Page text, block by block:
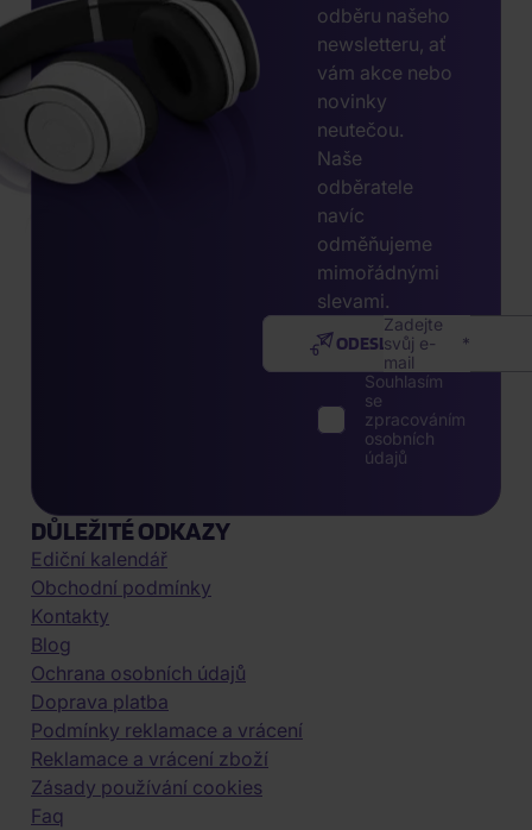
odběru našeho
newsletteru, ať
vám akce nebo
novinky
neutečou.
Naše
odběratele
navíc
odměňujeme
mimořádnými
slevami.
Zadejte
svůj e-
mail
ODESLAT
Souhlasím
se
zpracováním
osobních
údajů
DŮLEŽITÉ ODKAZY
Ediční kalendář
Obchodní podmínky
Kontakty
Blog
Ochrana osobních údajů
Doprava platba
Podmínky reklamace a vrácení
Reklamace a vrácení zboží
Zásady používání cookies
Faq